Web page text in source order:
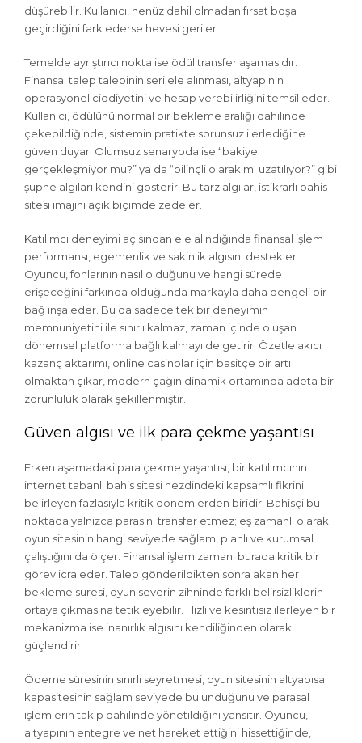
düşürebilir. Kullanıcı, henüz dahil olmadan fırsat boşa
geçirdiğini fark ederse hevesi geriler.
Temelde ayrıştırıcı nokta ise ödül transfer aşamasıdır.
Finansal talep talebinin seri ele alınması, altyapının
operasyonel ciddiyetini ve hesap verebilirliğini temsil eder.
Kullanıcı, ödülünü normal bir bekleme aralığı dahilinde
çekebildiğinde, sistemin pratikte sorunsuz ilerlediğine
güven duyar. Olumsuz senaryoda ise “bakiye
gerçekleşmiyor mu?” ya da “bilinçli olarak mı uzatılıyor?” gibi
şüphe algıları kendini gösterir. Bu tarz algılar, istikrarlı bahis
sitesi imajını açık biçimde zedeler.
Katılımcı deneyimi açısından ele alındığında finansal işlem
performansı, egemenlik ve sakinlik algısını destekler.
Oyuncu, fonlarının nasıl olduğunu ve hangi sürede
erişeceğini farkında olduğunda markayla daha dengeli bir
bağ inşa eder. Bu da sadece tek bir deneyimin
memnuniyetini ile sınırlı kalmaz, zaman içinde oluşan
dönemsel platforma bağlı kalmayı de getirir. Özetle akıcı
kazanç aktarımı, online casinolar için basitçe bir artı
olmaktan çıkar, modern çağın dinamik ortamında adeta bir
zorunluluk olarak şekillenmiştir.
Güven algısı ve ilk para çekme yaşantısı
Erken aşamadaki para çekme yaşantısı, bir katılımcının
internet tabanlı bahis sitesi nezdindeki kapsamlı fikrini
belirleyen fazlasıyla kritik dönemlerden biridir. Bahisçi bu
noktada yalnızca parasını transfer etmez; eş zamanlı olarak
oyun sitesinin hangi seviyede sağlam, planlı ve kurumsal
çalıştığını da ölçer. Finansal işlem zamanı burada kritik bir
görev icra eder. Talep gönderildikten sonra akan her
bekleme süresi, oyun severin zihninde farklı belirsizliklerin
ortaya çıkmasına tetikleyebilir. Hızlı ve kesintisiz ilerleyen bir
mekanizma ise inanırlık algısını kendiliğinden olarak
güçlendirir.
Ödeme süresinin sınırlı seyretmesi, oyun sitesinin altyapısal
kapasitesinin sağlam seviyede bulunduğunu ve parasal
işlemlerin takip dahilinde yönetildiğini yansıtır. Oyuncu,
altyapının entegre ve net hareket ettiğini hissettiğinde,